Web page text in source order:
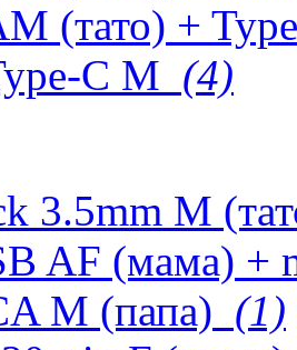
(тато) +
C M (4)
3.5mm M
AF (мама) +
M (папа) (1)